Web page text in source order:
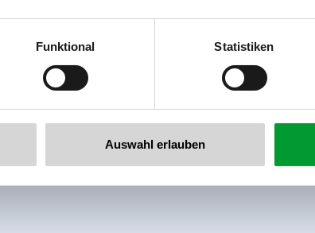
& Co KG
Funktional Statistiken
Auswahl erlauben